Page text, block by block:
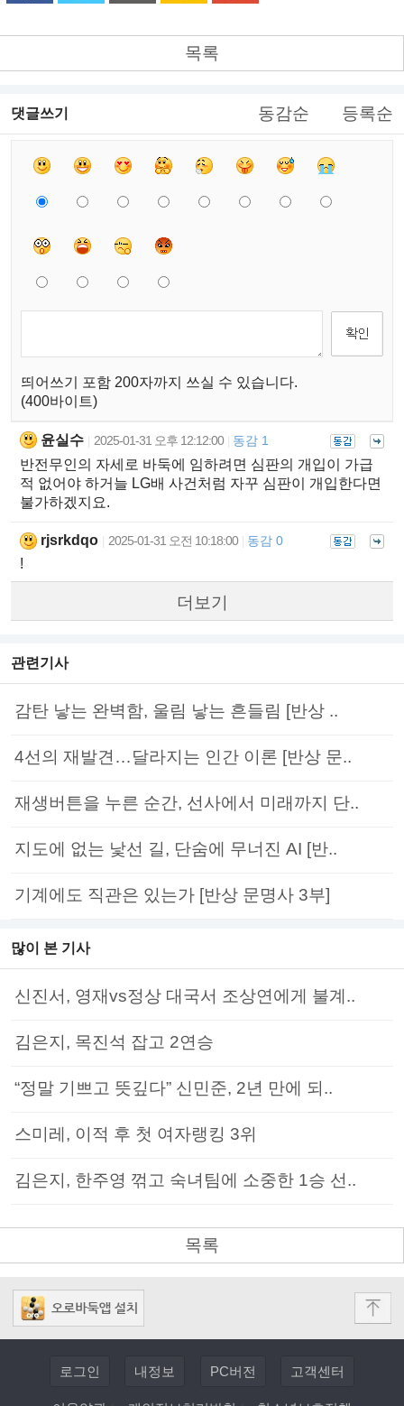
목록
댓글쓰기 동감순 등록순
띄어쓰기 포함 200자까지 쓰실 수 있습니다.
(400바이트)
윤실수 2025-01-31 오후 12:12:00 동감 1
반전무인의 자세로 바둑에 임하려면 심판의 개입이 가급
적 없어야 하거늘 LG배 사건처럼 자꾸 심판이 개입한다면
불가하겠지요.
rjsrkdqo 2025-01-31 오전 10:18:00 동감 0
!
더보기
관련기사
감탄 낳는 완벽함, 울림 낳는 흔들림 [반상 ..
4선의 재발견…달라지는 인간 이론 [반상 문..
재생버튼을 누른 순간, 선사에서 미래까지 단..
지도에 없는 낯선 길, 단숨에 무너진 AI [반..
기계에도 직관은 있는가 [반상 문명사 3부]
많이 본 기사
신진서, 영재vs정상 대국서 조상연에게 불계..
김은지, 목진석 잡고 2연승
“정말 기쁘고 뜻깊다” 신민준, 2년 만에 되..
스미레, 이적 후 첫 여자랭킹 3위
김은지, 한주영 꺾고 숙녀팀에 소중한 1승 선..
목록
로그인 내정보 PC버전 고객센터